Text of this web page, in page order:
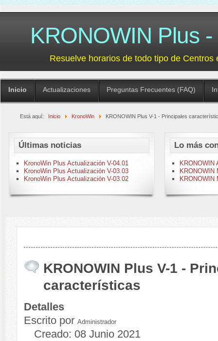
KRONOWIN Plus
Resuelve horarios de todo tipo de Centros
Inicio Actualizaciones Preguntas Frecuentes (FAQ)
Está aquí: Inicio KronoWin KRONOWIN Plus V-1 - Principales
Últimas noticias
KronoWin Plus Actualización V-04.01
KronoWin Plus Actualización V-03.03
KronoWin Plus Actualización V-03.02
Lo más
KRONOWIN
KRONOWIN
KRONOWIN
KRONOWIN Plus V-1 -
características
Detalles
Escrito porAdministrador
Creado: 08 Junio 2021